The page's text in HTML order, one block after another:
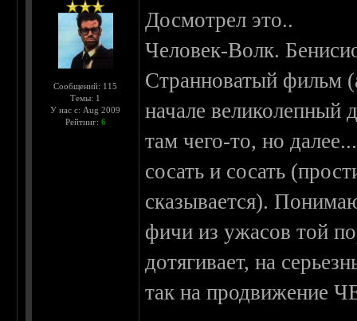
Сообщений: 115
Темы: 1
У нас с: Aug 2009
Рейтинг: 6
Досмотрел это..
Человек-Волк.
Странноватый фильм
начале великолепный
там чего-то, но
сосать и сосать
сказывается).
фичи из ужасов той
дотягивает, на
так на продвижение